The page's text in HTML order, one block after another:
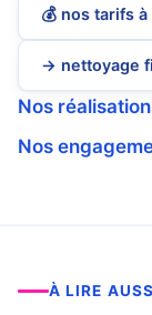
💰 nos tarifs à
→ nettoyage
Nos
Nos
À LIRE